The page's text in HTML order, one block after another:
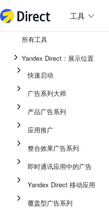
工具
所有工具
Yandex Direct：展示位置
快速启动
广告系列大师
产品广告系列
应用推广
整合效果广告系列
即时通讯应用中的广告
Yandex Direct 移动应用
覆盖型广告系列